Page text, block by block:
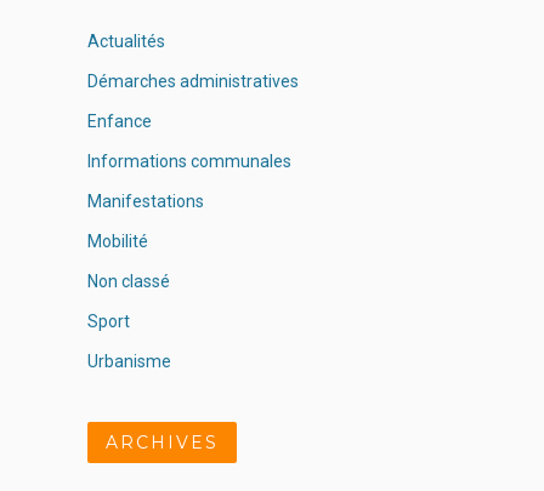
Actualités
Démarches administratives
Enfance
Informations communales
Manifestations
Mobilité
Non classé
Sport
Urbanisme
ARCHIVES